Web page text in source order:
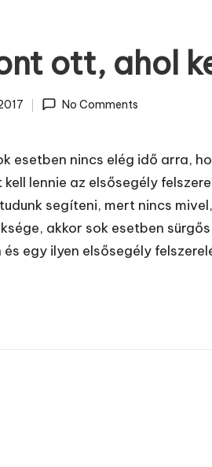
ott, ahol
No Comments
esetben nincs elég idő arra,
lennie az elsősegély
segíteni, mert nincs
akkor sok esetben
egy ilyen elsősegély